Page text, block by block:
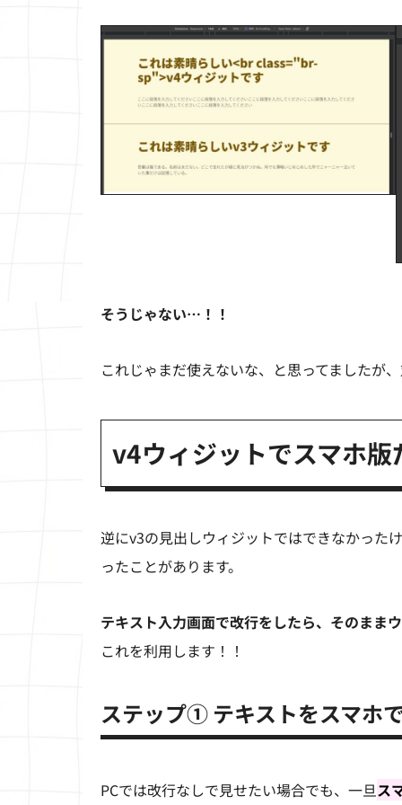
そうじゃない…！！
これじゃまだ使えないな、と思ってましたが
v4ウィジットでスマホ
逆にv3の見出しウィジットではできなかった
ったことがあります。
テキスト入力画面で改行をしたら、そのまま
これを利用します！！
ステップ① テキストをスマホ
PCでは改行なしで見せたい場合でも、一旦ス